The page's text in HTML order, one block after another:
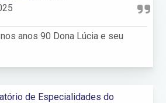
anos 90 Dona Lúcia e seu
de Especialidades do